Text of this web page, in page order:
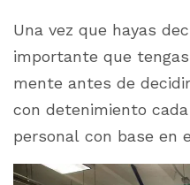
Una vez que hayas
importante que
mente antes de
con detenimiento
personal con base en